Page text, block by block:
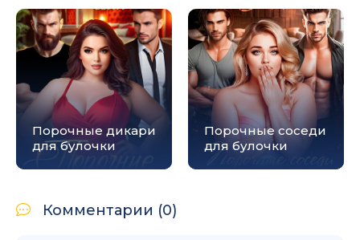
Порочные дикари
для булочки
Порочные соседи
для булочки
Комментарии (0)